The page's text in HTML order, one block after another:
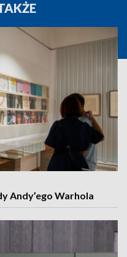
Andy’ego Warhola